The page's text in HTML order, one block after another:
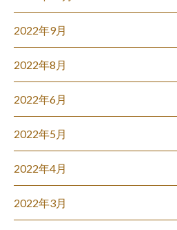
2022年9月
2022年8月
2022年6月
2022年5月
2022年4月
2022年3月